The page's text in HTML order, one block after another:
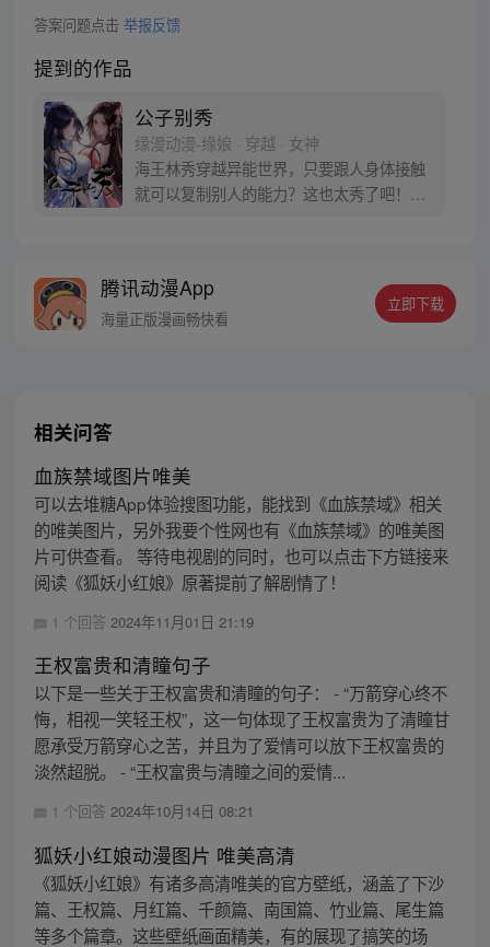
答案问题点击 举报反馈
提到的作品
公子别秀
缘漫动漫-缘娘 · 穿越 · 女神
海王林秀穿越异能世界，只要跟人身体接触
就可以复制别人的能力？这也太秀了吧！从
腾讯动漫App
海量正版漫画畅快看
立即下载
相关问答
血族禁域图片唯美
可以去堆糖App体验搜图功能，能找到《血族禁域》相关
的唯美图片，另外我要个性网也有《血族禁域》的唯美图
片可供查看。 等待电视剧的同时，也可以点击下方链接来
阅读《狐妖小红娘》原著提前了解剧情了！
1 个回答 2024年11月01日 21:19
王权富贵和清瞳句子
以下是一些关于王权富贵和清瞳的句子： - “万箭穿心终不
悔，相视一笑轻王权”，这一句体现了王权富贵为了清瞳甘
愿承受万箭穿心之苦，并且为了爱情可以放下王权富贵的
淡然超脱。 - “王权富贵与清瞳之间的爱情...
1 个回答 2024年10月14日 08:21
狐妖小红娘动漫图片 唯美高清
《狐妖小红娘》有诸多高清唯美的官方壁纸，涵盖了下沙
篇、王权篇、月红篇、千颜篇、南国篇、竹业篇、尾生篇
等多个篇章。这些壁纸画面精美，有的展现了搞笑的场